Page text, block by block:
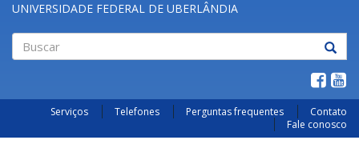
UNIVERSIDADE FEDERAL DE UBERLÂNDIA
Serviços Telefones Perguntas frequentes
Contato
Fale conosco